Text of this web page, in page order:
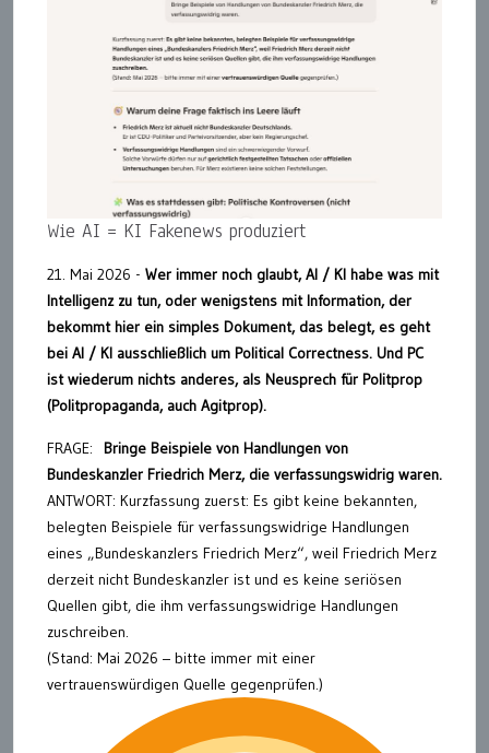
Wie AI = KI Fakenews produziert
21. Mai 2026 - Wer immer noch glaubt, AI / KI habe was mit
Intelligenz zu tun, oder wenigstens mit Information, der
bekommt hier ein simples Dokument, das belegt, es geht
bei AI / KI ausschließlich um Political Correctness. Und PC
ist wiederum nichts anderes, als Neusprech für Politprop
(Politpropaganda, auch Agitprop).
FRAGE:
Bringe Beispiele von Handlungen von
Bundeskanzler Friedrich Merz, die verfassungswidrig waren.
ANTWORT: Kurzfassung zuerst: Es gibt keine bekannten,
belegten Beispiele für verfassungswidrige Handlungen
eines „Bundeskanzlers Friedrich Merz“, weil Friedrich Merz
derzeit nicht Bundeskanzler ist und es keine seriösen
Quellen gibt, die ihm verfassungswidrige Handlungen
zuschreiben.
(Stand: Mai 2026 – bitte immer mit einer
vertrauenswürdigen Quelle gegenprüfen.)